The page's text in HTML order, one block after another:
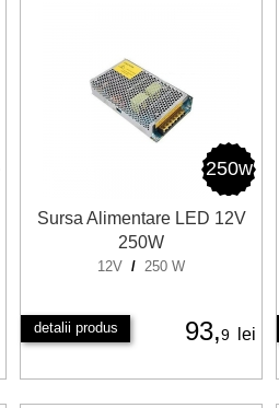
250w
Sursa Alimentare LED 12V
250W
12V / 250 W
detalii produs 93,9 lei